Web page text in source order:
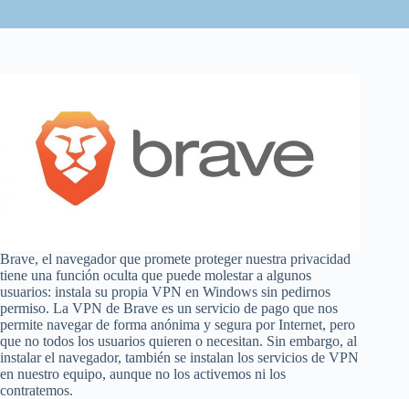
Brave, el navegador que promete proteger nuestra privacidad
tiene una función oculta que puede molestar a algunos
usuarios: instala su propia VPN en Windows sin pedirnos
permiso. La VPN de Brave es un servicio de pago que nos
permite navegar de forma anónima y segura por Internet, pero
que no todos los usuarios quieren o necesitan. Sin embargo, al
instalar el navegador, también se instalan los servicios de VPN
en nuestro equipo, aunque no los activemos ni los
contratemos.